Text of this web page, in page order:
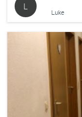
L
Luke